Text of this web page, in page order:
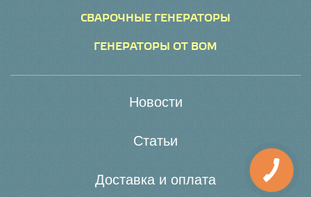
СВАРОЧНЫЕ ГЕНЕРАТОРЫ
ГЕНЕРАТОРЫ ОТ ВОМ
Новости
Статьи
Доставка и оплата